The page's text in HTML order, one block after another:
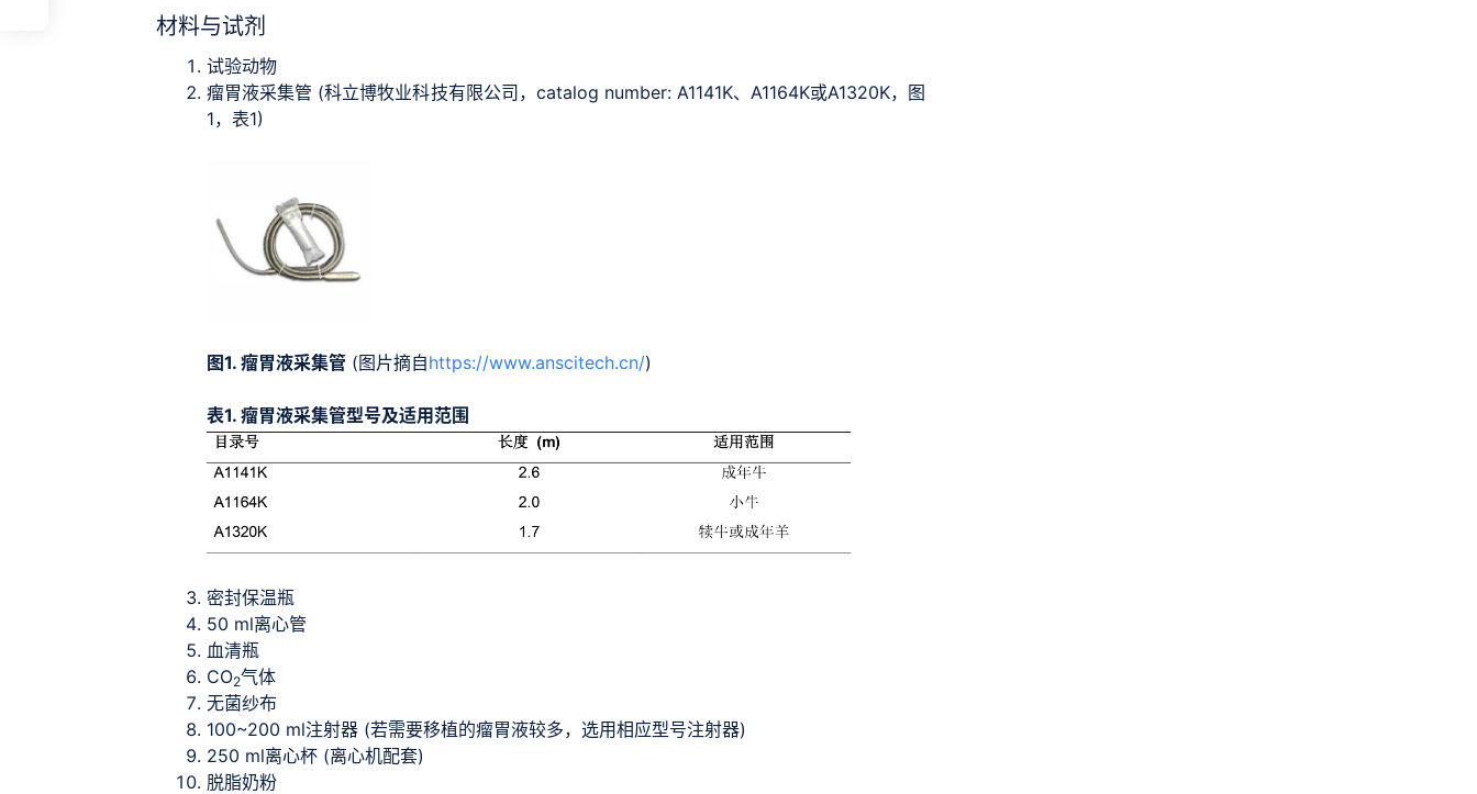
材料与试剂
试验动物
瘤胃液采集管 (科立博牧业科技有限公司，catalog number: A1141K、A1164K或A1320K，图
1，表1)
图1. 瘤胃液采集管 (图片摘自https://www.anscitech.cn/)
表1. 瘤胃液采集管型号及适用范围
密封保温瓶
50 ml离心管
血清瓶
CO2气体
无菌纱布
100~200 ml注射器 (若需要移植的瘤胃液较多，选用相应型号注射器)
250 ml离心杯 (离心机配套)
脱脂奶粉